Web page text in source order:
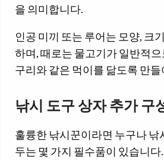
을 의미합니다.
인공 미끼 또는 루어는 모양, 크
하며, 때로는 물고기가 일반적
구리와 같은 먹이를 닮도록 만
낚시 도구 상자 추가 구
훌륭한 낚시꾼이라면 누구나 낚
두는 몇 가지 필수품이 있습니